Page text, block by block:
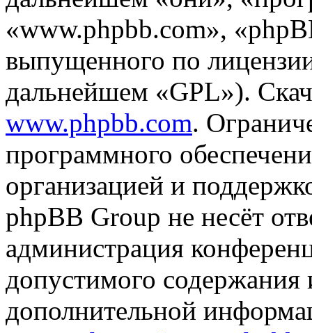
«www.phpbb.com»,
выпущенного по
дальнейшем «GPL»).
www.phpbb.com.
программного
организацией и
phpBB Group не несёт
администрация
допустимого
дополнительной